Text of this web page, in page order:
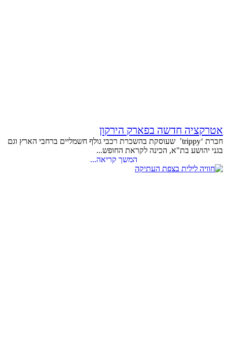
אטרקציה חדשה בפארק הירקון
חברת ‘trippy’ שעוסקת בהשכרת רכבי גולף חשמליים ברחבי הארץ וגם
בגני יהושע בת"א, הכינה לקראת החופש...
המשך קריאה...